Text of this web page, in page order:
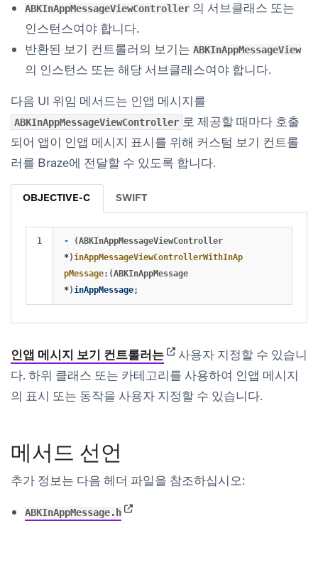
ABKInAppMessageViewController 의 서브클래스 또는
인스턴스여야 합니다.
반환된 보기 컨트롤러의 보기는 ABKInAppMessageView
의 인스턴스 또는 해당 서브클래스여야 합니다.
다음 UI 위임 메서드는 인앱 메시지를
ABKInAppMessageViewController 로 제공할 때마다 호출
되어 앱이 인앱 메시지 표시를 위해 커스텀 보기 컨트롤
러를 Braze에 전달할 수 있도록 합니다.
OBJECTIVE-C SWIFT
- (ABKInAppMessageViewController
*) inAppMessageViewControllerWithInAp
pMessage:(ABKInAppMessage
*) inAppMessage;
인앱 메시지 보기 컨트롤러는(opens in new tab)
사용자 지정할 수 있습니
다. 하위 클래스 또는 카테고리를 사용하여 인앱 메시지
의 표시 또는 동작을 사용자 지정할 수 있습니다.
메서드 선언
추가 정보는 다음 헤더 파일을 참조하십시오:
ABKInAppMessage.h(opens in new tab)